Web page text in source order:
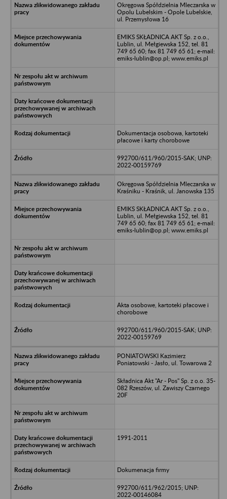
Okręgowa Spółdzielnia Mleczarska w
Opolu Lubelskim - Opole Lubelskie,
ul. Przemysłowa 16
EMIKS SKŁADNICA AKT Sp. z o.o.,
Lublin, ul. Mełgiewska 152, tel. 81
749 65 60; fax 81 749 65 61; e-mail:
emiks-lublin@op.pl; www.emiks.pl
Dokumentacja osobowa, kartoteki
płacowe i karty chorobowe
992700/611/960/2015-SAK; UNP:
2022-00159769
Okręgowa Spółdzielnia Mleczarska w
Kraśniku - Kraśnik, ul. Janowska 135
EMIKS SKŁADNICA AKT Sp. z o.o.,
Lublin, ul. Mełgiewska 152, tel. 81
749 65 60; fax 81 749 65 61; e-mail:
emiks-lublin@op.pl; www.emiks.pl
Akta osobowe, kartoteki płacowe i
chorobowe
992700/611/960/2015-SAK; UNP:
2022-00159769
PONIATOWSKI Kazimierz
Poniatowski - Jasło, ul. Towarowa 2
Składnica Akt "Ar - Pos" Sp. z o.o. 35-
082 Rzeszów, ul. Zawiszy Czarnego
20F
1991-2011
Dokumenacja firmy
992700/611/962/2015; UNP:
2022-00146084